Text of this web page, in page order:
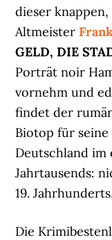
dieser
Altmeister
GELD, DIE
Porträt noir
vornehm und
findet der
Biotop für
Deutschland im
Jahrtausends:
19.
Die